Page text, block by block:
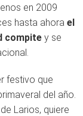
en 2009
hasta ahora el
compite y se
festivo que
del año.
Larios, quiere